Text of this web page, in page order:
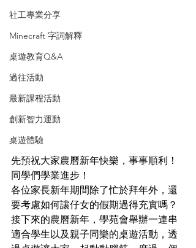
社工專業分享
Minecraft 字詞解釋
桌遊教育Q&A
過往活動
最新課程活動
創新智力運動
桌遊體驗
先預祝大家農曆新年快樂，事事順利！
同學們學業進步！
各位家長新年期間除了忙於拜年外，還
要考慮如何讓仔女的假期過得充實嗎？
接下來的農曆新年，學苑會舉辦一連串
適合學生以及親子同樂的桌遊活動，透